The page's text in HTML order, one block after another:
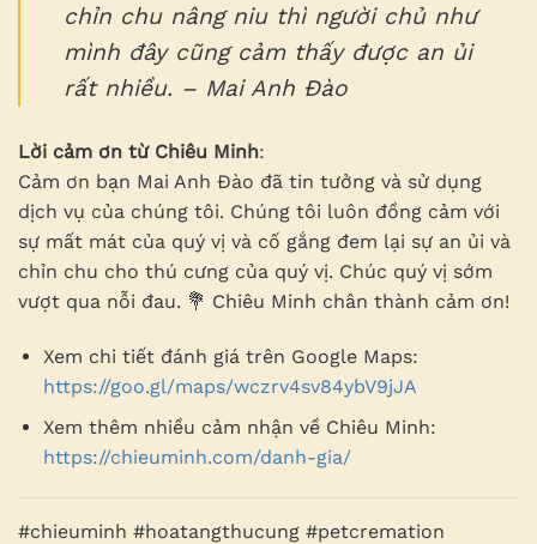
chỉn chu nâng niu thì người chủ như
mình đây cũng cảm thấy được an ủi
rất nhiều. – Mai Anh Đào
Lời cảm ơn từ Chiêu Minh:
Cảm ơn bạn Mai Anh Đào đã tin tưởng và sử dụng
dịch vụ của chúng tôi. Chúng tôi luôn đồng cảm với
sự mất mát của quý vị và cố gắng đem lại sự an ủi và
chỉn chu cho thú cưng của quý vị. Chúc quý vị sớm
vượt qua nỗi đau. 💐 Chiêu Minh chân thành cảm ơn!
Xem chi tiết đánh giá trên Google Maps:
https://goo.gl/maps/wczrv4sv84ybV9jJA
Xem thêm nhiều cảm nhận về Chiêu Minh:
https://chieuminh.com/danh-gia/
#chieuminh #hoatangthucung #petcremation